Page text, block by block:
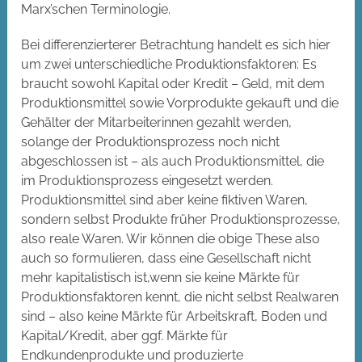
Marx’schen Terminologie.
Bei differenzierterer Betrachtung handelt es sich hier
um zwei unterschiedliche Produktionsfaktoren: Es
braucht sowohl Kapital oder Kredit – Geld, mit dem
Produktionsmittel sowie Vorprodukte gekauft und die
Gehälter der Mitarbeiterinnen gezahlt werden,
solange der Produktionsprozess noch nicht
abgeschlossen ist – als auch Produktionsmittel, die
im Produktionsprozess eingesetzt werden.
Produktionsmittel sind aber keine fiktiven Waren,
sondern selbst Produkte früher Produktionsprozesse,
also reale Waren. Wir können die obige These also
auch so formulieren, dass eine Gesellschaft nicht
mehr kapitalistisch ist,wenn sie keine Märkte für
Produktionsfaktoren kennt, die nicht selbst Realwaren
sind – also keine Märkte für Arbeitskraft, Boden und
Kapital/Kredit, aber ggf. Märkte für
Endkundenprodukte und produzierte